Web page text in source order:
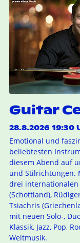
Guitar
28.8.2026 19:30
Emotional und
beliebtesten
diesem Abend auf
und Stilrichtungen.
drei internationalen
(Schottland),
Tsiachris
mit neuen Solo-,
Klassik, Jazz, Pop,
Weltmusik.